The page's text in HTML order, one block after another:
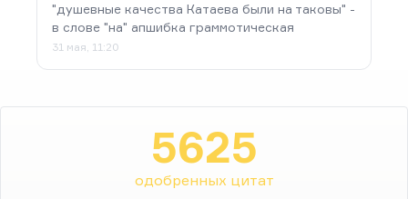
"душевные качества Катаева были на таковы" -
в слове "на" апшибка граммотическая
31 мая, 11:20
5625
одобренных цитат